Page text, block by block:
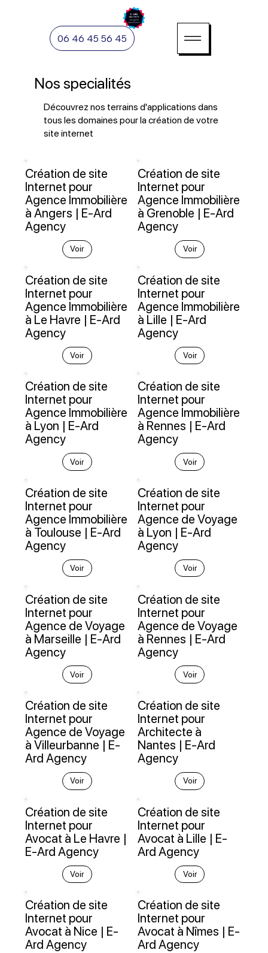
06 46 45 56 45
Nos specialités
Découvrez nos terrains d'applications dans
tous les domaines pour la création de votre
site internet
Création de site
Internet pour
Agence Immobilière
à Angers | E-Ard
Agency
Voir
Création de site
Internet pour
Agence Immobilière
à Grenoble | E-Ard
Agency
Voir
Création de site
Internet pour
Agence Immobilière
à Le Havre | E-Ard
Agency
Voir
Création de site
Internet pour
Agence Immobilière
à Lille | E-Ard
Agency
Voir
Création de site
Internet pour
Agence Immobilière
à Lyon | E-Ard
Agency
Voir
Création de site
Internet pour
Agence Immobilière
à Rennes | E-Ard
Agency
Voir
Création de site
Internet pour
Agence Immobilière
à Toulouse | E-Ard
Agency
Voir
Création de site
Internet pour
Agence de Voyage
à Lyon | E-Ard
Agency
Voir
Création de site
Internet pour
Agence de Voyage
à Marseille | E-Ard
Agency
Voir
Création de site
Internet pour
Agence de Voyage
à Rennes | E-Ard
Agency
Voir
Création de site
Internet pour
Agence de Voyage
à Villeurbanne | E-
Ard Agency
Voir
Création de site
Internet pour
Architecte à
Nantes | E-Ard
Agency
Voir
Création de site
Internet pour
Avocat à Le Havre |
E-Ard Agency
Voir
Création de site
Internet pour
Avocat à Lille | E-
Ard Agency
Voir
Création de site
Internet pour
Avocat à Nice | E-
Ard Agency
Création de site
Internet pour
Avocat à Nîmes | E-
Ard Agency